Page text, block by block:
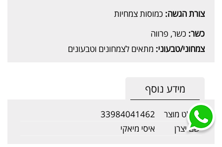
צורת הגשה: כמוסות צמחיות
כשר: כשר, פרווה
צמחוני/טבעוני: מתאים לצמחונים וטבעונים
מידע נוסף
מק"ט מוצר
33984041462
שם יצרן
איסי מיאקי